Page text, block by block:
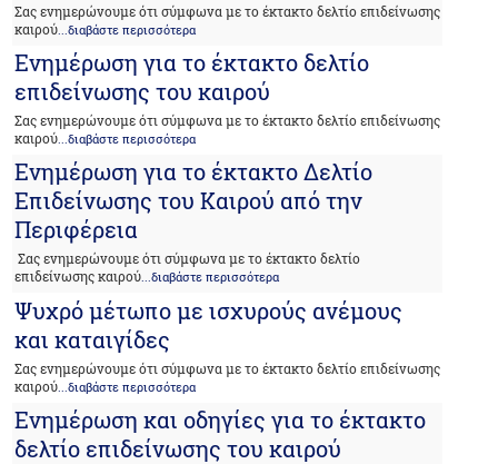
Σας ενημερώνουμε ότι σύμφωνα με το έκτακτο δελτίο επιδείνωσης
καιρού...διαβάστε περισσότερα
Ενημέρωση για το έκτακτο δελτίο
επιδείνωσης του καιρού
Σας ενημερώνουμε ότι σύμφωνα με το έκτακτο δελτίο επιδείνωσης
καιρού...διαβάστε περισσότερα
Ενημέρωση για το έκτακτο Δελτίο
Επιδείνωσης του Καιρού από την
Περιφέρεια
Σας ενημερώνουμε ότι σύμφωνα με το έκτακτο δελτίο
επιδείνωσης καιρού...διαβάστε περισσότερα
Ψυχρό μέτωπο με ισχυρούς ανέμους
και καταιγίδες
Σας ενημερώνουμε ότι σύμφωνα με το έκτακτο δελτίο επιδείνωσης
καιρού ...διαβάστε περισσότερα
Ενημέρωση και οδηγίες για το έκτακτο
δελτίο επιδείνωσης του καιρού